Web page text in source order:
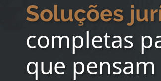
Soluções
completas
que